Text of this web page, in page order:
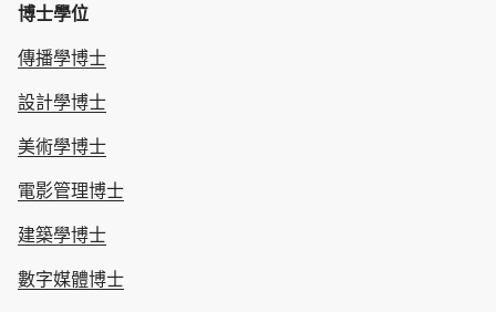
博士學位
傳播學博士
設計學博士
美術學博士
電影管理博士
建築學博士
數字媒體博士